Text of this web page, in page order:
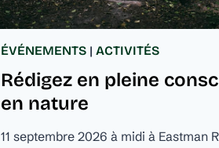
ÉVÉNEMENTS | ACTIVITÉS
Rédigez en pleine
en nature
11 septembre 2026 à midi à Eastman